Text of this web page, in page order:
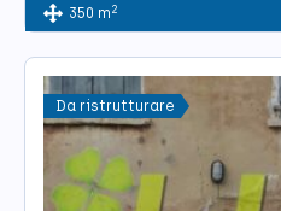
350 m2
Da ristrutturare